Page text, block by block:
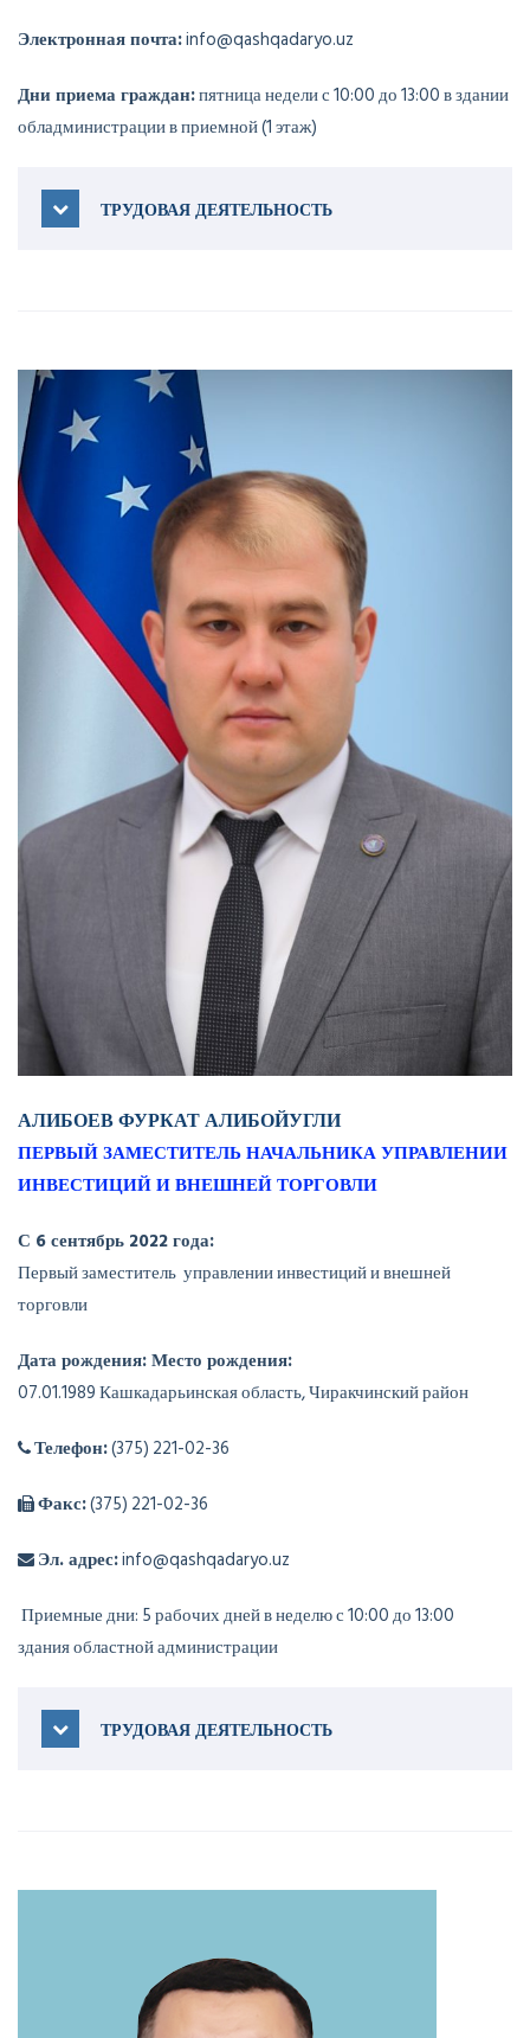
Электронная почта:info@qashqadaryo.uz
Дни приема граждан:пятница недели с 10:00 до 13:00 в здании
обладминистрации в приемной (1 этаж)
ТРУДОВАЯ ДЕЯТЕЛЬНОСТЬ
АЛИБОЕВ ФУРКАТ АЛИБОЙУГЛИ
ПЕРВЫЙ ЗАМЕСТИТЕЛЬ НАЧАЛЬНИКА УПРАВЛЕНИИ
ИНВЕСТИЦИЙ И ВНЕШНЕЙ ТОРГОВЛИ
С 6 сентябрь 2022 года:
Первый заместитель управлении инвестиций и внешней
торговли
Дата рождения: Место рождения:
07.01.1989 Кашкадарьинская область, Чиракчинский район
Телефон:(375) 221-02-36
Факс:(375) 221-02-36
Эл. адрес:info@qashqadaryo.uz
Приемные дни: 5 рабочих дней в неделю с 10:00 до 13:00
здания областной администрации
ТРУДОВАЯ ДЕЯТЕЛЬНОСТЬ